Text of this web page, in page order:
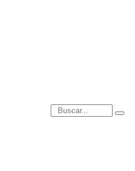
Introduce términos de